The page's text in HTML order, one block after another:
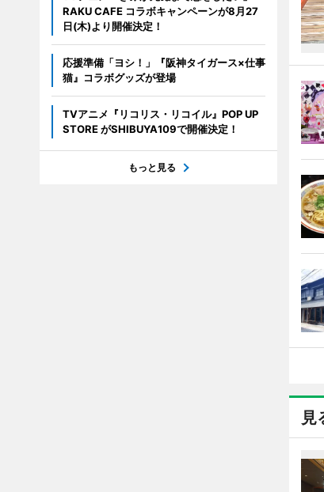
見
RAKU CAFE コラボキャンペーンが8月27
日(木)より開催決定！
応援準備「ヨシ！」『阪神タイガース×仕事
猫』コラボグッズが登場
TVアニメ『リコリス・リコイル』POP UP
STORE がSHIBUYA109で開催決定！
もっと見る